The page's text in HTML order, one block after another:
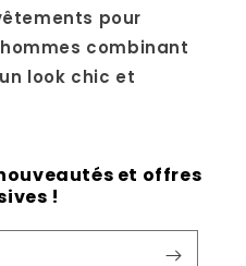
pour
combinant
look chic et
et offres
!